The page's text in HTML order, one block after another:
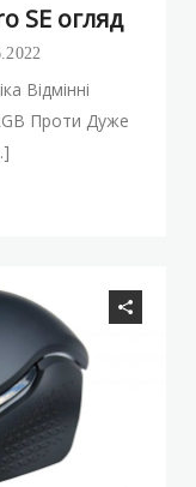
SE огляд
Відмінні
Проти Дуже